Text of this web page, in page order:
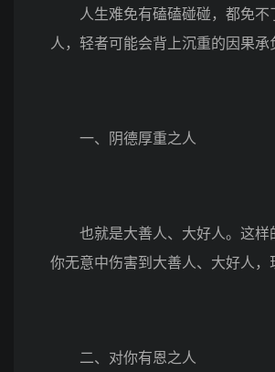
人生难免有磕磕碰碰，都免不
人，轻者可能会背上沉重的因果
一、阴德厚重之人
也就是大善人、大好人。这样
你无意中伤害到大善人、大好人
二、对你有恩之人